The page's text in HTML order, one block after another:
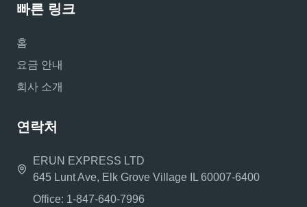
빠른 링크
홈
요금 안내
회사 소개
연락처
ERUN EXPRESS LTD
645 Lunt Ave, Elk Grove Village IL 60007-6400
Office: 1-847-640-7996